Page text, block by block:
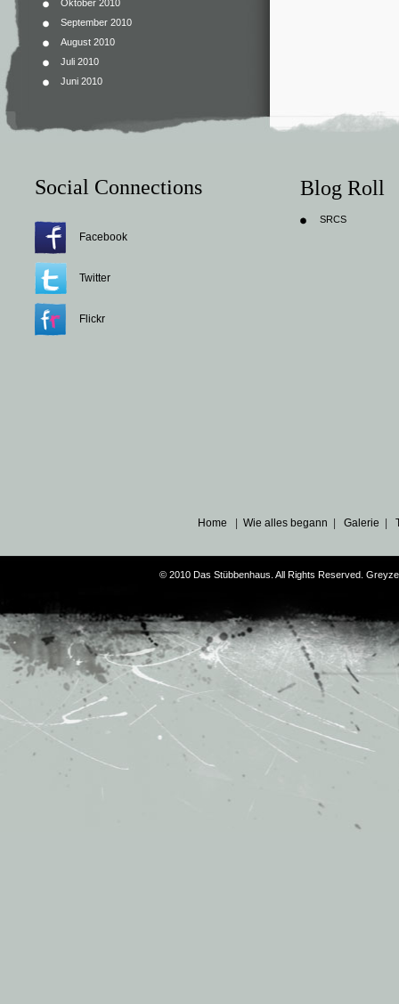
Oktober 2010
September 2010
August 2010
Juli 2010
Juni 2010
Social Connections
Facebook
Twitter
Flickr
Blog Roll
SRCS
Home |Wie alles begann |Galerie |
© 2010 Das Stübbenhaus. All Rights Reserved.